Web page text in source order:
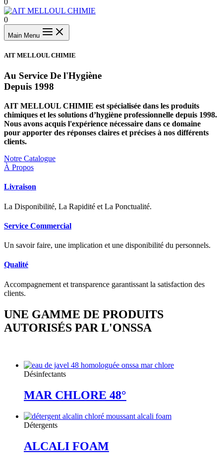
0
0
Main Menu
AIT MELLOUL CHIMIE
Au Service De l'Hygiène
Depuis 1998
AIT MELLOUL CHIMIE est spécialisée dans les produits
chimiques et les solutions d’hygiène professionnelle depuis 1998.
Nous avons acquis l'expérience nécessaire dans ce domaine
pour apporter des réponses claires et précises à nos différents
clients.
Notre Catalogue
À Propos
Livraison
La Disponibilité, La Rapidité et La Ponctualité.
Service Commercial
Un savoir faire, une implication et une disponibilité du personnels.
Qualité
Accompagnement et transparence garantissant la satisfaction des
clients.
UNE GAMME DE PRODUITS
AUTORISÉS PAR L'ONSSA
Désinfectants
MAR CHLORE 48°
Détergents
ALCALI FOAM